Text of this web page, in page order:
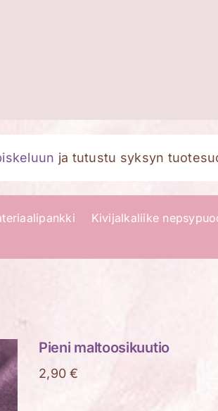
ja tutustu syksyn
Kivijalkaliike
Pieni maltoosikuutio
2,90€